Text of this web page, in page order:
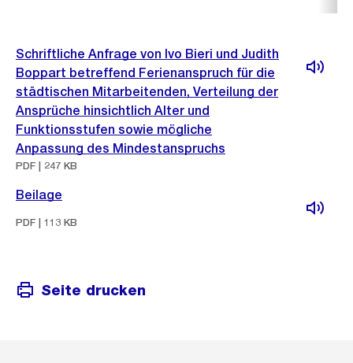
Schriftliche Anfrage von Ivo Bieri und Judith
Boppart betreffend Ferienanspruch für die
städtischen Mitarbeitenden, Verteilung der
Ansprüche hinsichtlich Alter und
Funktionsstufen sowie mögliche
Anpassung des Mindestanspruchs
PDF | 247 KB
Beilage
PDF | 113 KB
Seite drucken